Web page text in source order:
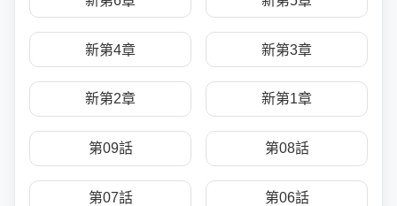
新第4章 新第3章
新第2章 新第1章
第09話 第08話
第07話 第06話